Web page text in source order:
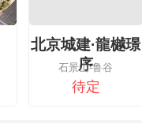
北京城建·龍樾璟
序
石景山-鲁谷
待定